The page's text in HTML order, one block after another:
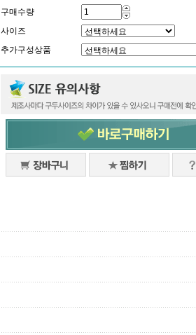
구매수량
사이즈
추가구성상품